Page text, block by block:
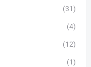
(31)
(4)
(12)
(1)